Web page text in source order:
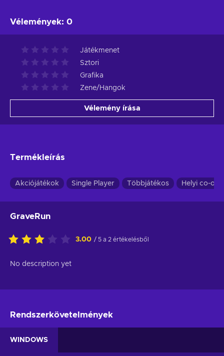
Vélemények: 0
Játékmenet
Sztori
Grafika
Zene/Hangok
Vélemény írása
Termékleírás
Akciójátékok Single Player Többjátékos Helyi co-op
GraveRun
3.00 / 5 a 2 értékelésből
No description yet
Rendszerkövetelmények
WINDOWS